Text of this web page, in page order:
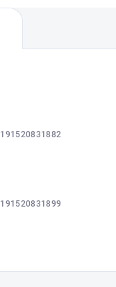
191520831882
191520831899